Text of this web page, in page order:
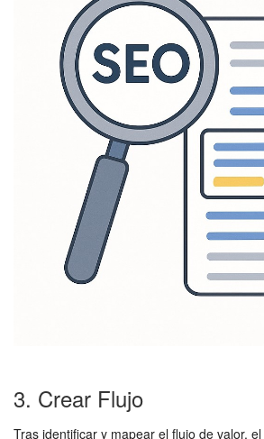
3. Crear Flujo
Tras identificar y mapear el flujo de valor,